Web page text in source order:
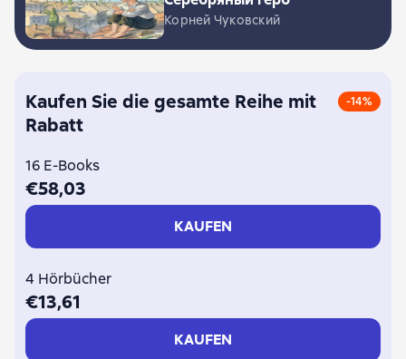
Корней Чуковский
Kaufen Sie die gesamte Reihe mit
Rabatt
-14%
16 E-Books
€58,03
KAUFEN
4 Hörbücher
€13,61
KAUFEN